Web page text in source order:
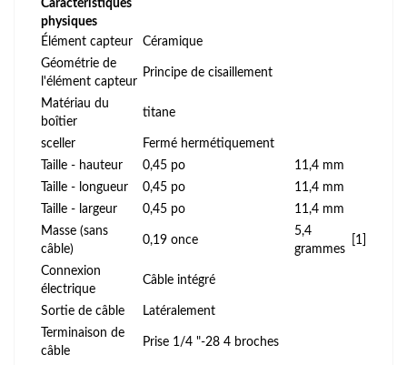
Caractéristiques
physiques
Élément capteur
Céramique
Géométrie de
l'élément capteur
Principe de cisaillement
Matériau du
boîtier
titane
sceller
Fermé hermétiquement
Taille - hauteur
0,45 po
11,4 mm
Taille - longueur
0,45 po
11,4 mm
Taille - largeur
0,45 po
11,4 mm
Masse (sans
câble)
0,19 once
5,4
grammes
[1]
Connexion
électrique
Câble intégré
Sortie de câble
Latéralement
Terminaison de
câble
Prise 1/4 "-28 4 broches